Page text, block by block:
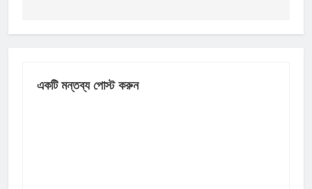
একটি মন্তব্য পোস্ট করুন